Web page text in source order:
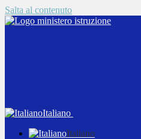
Salta al contenuto
Italiano
Italiano